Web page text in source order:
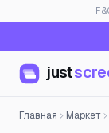
just
Главная Маркет